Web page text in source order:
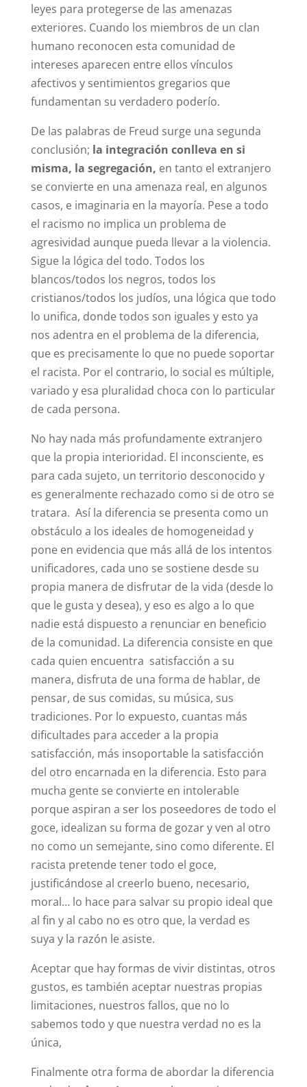
leyes para protegerse de las amenazas
exteriores. Cuando los miembros de un clan
humano reconocen esta comunidad de
intereses aparecen entre ellos vínculos
afectivos y sentimientos gregarios que
fundamentan su verdadero poderío.
De las palabras de Freud surge una segunda
conclusión; la integración conlleva en si
misma, la segregación, en tanto el extranjero
se convierte en una amenaza real, en algunos
casos, e imaginaria en la mayoría. Pese a todo
el racismo no implica un problema de
agresividad aunque pueda llevar a la violencia.
Sigue la lógica del todo. Todos los
blancos/todos los negros, todos los
cristianos/todos los judíos, una lógica que todo
lo unifica, donde todos son iguales y esto ya
nos adentra en el problema de la diferencia,
que es precisamente lo que no puede soportar
el racista. Por el contrario, lo social es múltiple,
variado y esa pluralidad choca con lo particular
de cada persona.
No hay nada más profundamente extranjero
que la propia interioridad. El inconsciente, es
para cada sujeto, un territorio desconocido y
es generalmente rechazado como si de otro se
tratara. Así la diferencia se presenta como un
obstáculo a los ideales de homogeneidad y
pone en evidencia que más allá de los intentos
unificadores, cada uno se sostiene desde su
propia manera de disfrutar de la vida (desde lo
que le gusta y desea), y eso es algo a lo que
nadie está dispuesto a renunciar en beneficio
de la comunidad. La diferencia consiste en que
cada quien encuentra satisfacción a su
manera, disfruta de una forma de hablar, de
pensar, de sus comidas, su música, sus
tradiciones. Por lo expuesto, cuantas más
dificultades para acceder a la propia
satisfacción, más insoportable la satisfacción
del otro encarnada en la diferencia. Esto para
mucha gente se convierte en intolerable
porque aspiran a ser los poseedores de todo el
goce, idealizan su forma de gozar y ven al otro
no como un semejante, sino como diferente. El
racista pretende tener todo el goce,
justificándose al creerlo bueno, necesario,
moral… lo hace para salvar su propio ideal que
al fin y al cabo no es otro que, la verdad es
suya y la razón le asiste.
Aceptar que hay formas de vivir distintas, otros
gustos, es también aceptar nuestras propias
limitaciones, nuestros fallos, que no lo
sabemos todo y que nuestra verdad no es la
única,
Finalmente otra forma de abordar la diferencia